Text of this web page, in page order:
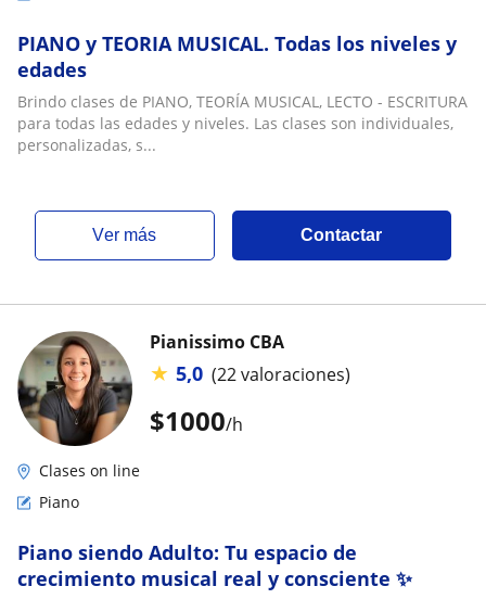
PIANO y TEORIA MUSICAL. Todas los niveles y
edades
Brindo clases de PIANO, TEORÍA MUSICAL, LECTO - ESCRITURA
para todas las edades y niveles. Las clases son individuales,
personalizadas, s...
ver más Contactar
$1000/h
Pianissimo CBA
★ 5,0 (22 valoraciones)
Clases on line
Piano
Piano siendo Adulto: Tu espacio de
crecimiento musical real y consciente ✨